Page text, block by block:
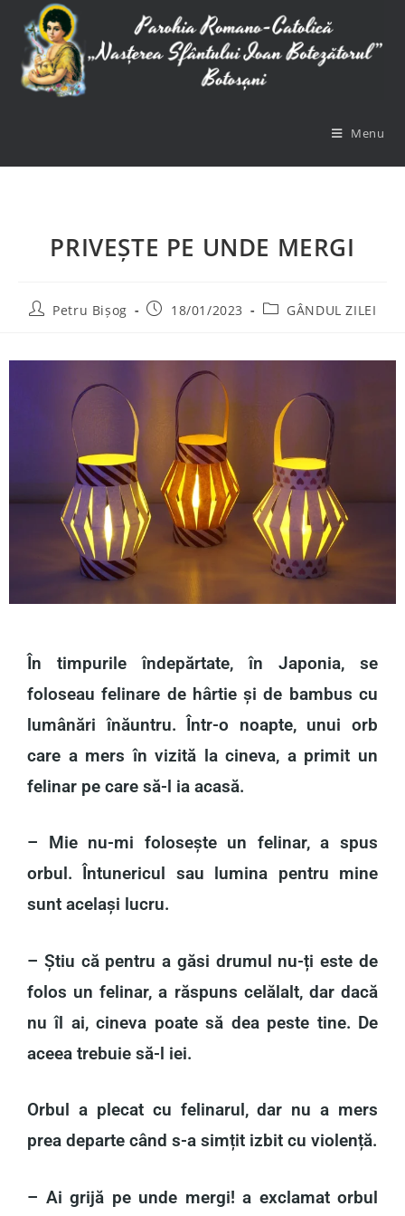
Menu
PRIVEȘTE PE UNDE MERGI
Petru Bișog 18/01/2023 GÂNDUL ZILEI
În timpurile îndepărtate, în Japonia, se
foloseau felinare de hârtie și de bambus cu
lumânări înăuntru. Într-o noapte, unui orb
care a mers în vizită la cineva, a primit un
felinar pe care să-l ia acasă.
– Mie nu-mi folosește un felinar, a spus
orbul. Întunericul sau lumina pentru mine
sunt același lucru.
– Știu că pentru a găsi drumul nu-ți este de
folos un felinar, a răspuns celălalt, dar dacă
nu îl ai, cineva poate să dea peste tine. De
aceea trebuie să-l iei.
Orbul a plecat cu felinarul, dar nu a mers
prea departe când s-a simțit izbit cu violență.
– Ai grijă pe unde mergi! a exclamat orbul